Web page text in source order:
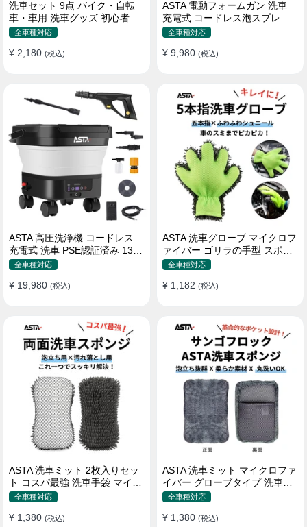
洗車セット 9点 バイク・自転
車・車用 洗車グッズ 初心者向
け 洗車ブラシ スポンジ タオル
ス用スポンジ 高級洗車道具 乾
全車種対応
¥ 2,180 (税込)
ASTA 電動フォームガン 洗車
充電式 コードレス泡スプレー
高圧対応 充電式フォームスプ
強力泡立ち (コピー)
全車種対応
¥ 9,980 (税込)
ASTA 高圧洗浄機 コードレス
充電式 洗車 PSE認証済み 13L
バケツ一体型 折りたたみ式 超
転ノズル トリガーガン 蛇口接
属 水道接続不要 多機能コンパ
クト収納
全車種対応
¥ 19,980 (税込)
ASTA 洗車グローブ マイクロフ
ァイバー ゴリラの手型 スポン
ジ ボディー用 傷防止 吸水速乾
グッズ 掃除 手袋型 洗車タオル
全車種対応
¥ 1,182 (税込)
ASTA 洗車ミット 2枚入りセッ
ト コスパ最強 洗車手袋 マイク
ロファイバー製 洗車グッズ 車
全車種対応
¥ 1,380 (税込)
ASTA 洗車ミット マイクロファ
イバー グローブタイプ 洗車プ
ロも愛用 傷防止 高吸水 車 バイ
全車種対応
¥ 1,380 (税込)